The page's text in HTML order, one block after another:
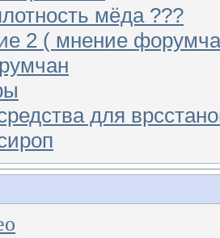
мёда ???
2 ( мнение
для